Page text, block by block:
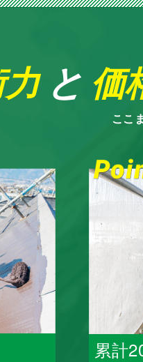
と 価
ここ
累計